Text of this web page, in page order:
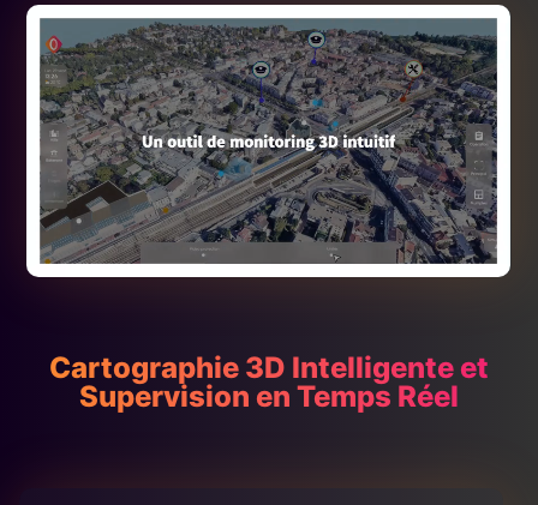
Cartographie 3D Intelligente et
Supervision en Temps Réel